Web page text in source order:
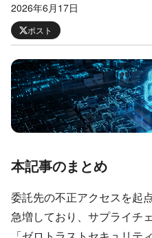
2026年6月17日
ポスト
本記事の​まとめ
委託先の​不正アクセスを​起
急増しており、​サプライチ